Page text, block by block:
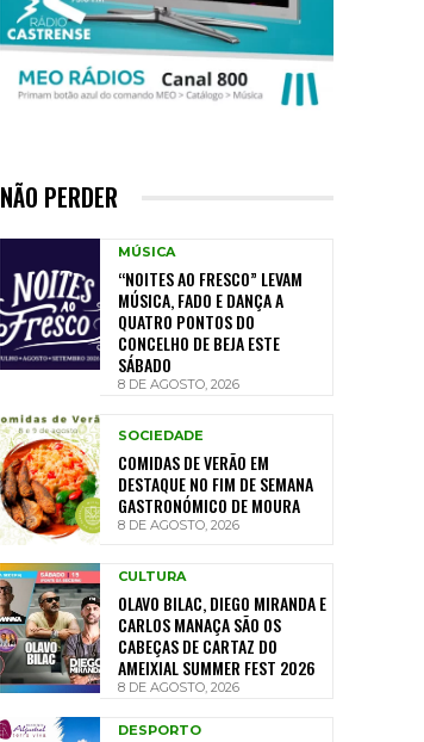
NÃO PERDER
MÚSICA
“NOITES AO FRESCO” LEVAM
MÚSICA, FADO E DANÇA A
QUATRO PONTOS DO
CONCELHO DE BEJA ESTE
SÁBADO
8 DE AGOSTO, 2026
SOCIEDADE
COMIDAS DE VERÃO EM
DESTAQUE NO FIM DE SEMANA
GASTRONÓMICO DE MOURA
8 DE AGOSTO, 2026
CULTURA
OLAVO BILAC, DIEGO MIRANDA E
CARLOS MANAÇA SÃO OS
CABEÇAS DE CARTAZ DO
AMEIXIAL SUMMER FEST 2026
8 DE AGOSTO, 2026
DESPORTO